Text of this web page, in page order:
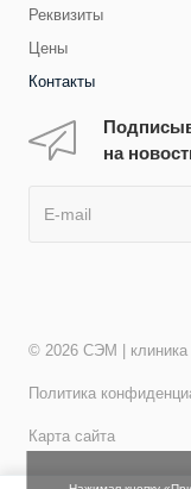
Реквизиты
Цены
Контакты
на
© 2026 СЭМ | клиника
Политика
Карта сайта